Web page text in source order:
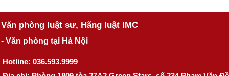
Văn phòng luật sư, Hãng luật IMC
- Văn phòng tại Hà Nội
Hotline: 036.593.9999